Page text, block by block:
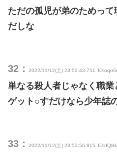
ただの孤児が弟のためっ
だしな
32： 2022/11/12(土) 23:53:43.751
単なる殺人者じゃなく職
ゲット○すだけなら少年誌
33： 2022/11/12(土) 23:53:56.815